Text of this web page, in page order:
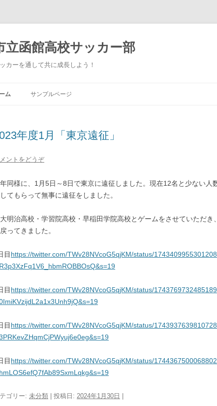
立函館高校サッカー部
カーを通して共に成長しよう！
ム サンプルページ
年度1月「東京遠征」
ントをどうぞ
同様に、1月5日～8日で東京に遠征しました。現在12名と少ない人
てもらって無事に遠征をしました。
明治高校・学習院高校・早稲田学院高校とゲームをさせていただき
ってきました。
目 https://twitter.com/TWv28NVcoG5qjKM/status/
目 https://twitter.com/TWv28NVcoG5qjKM/status/
目 https://twitter.com/TWv28NVcoG5qjKM/status/
目 https://twitter.com/TWv28NVcoG5qjKM/status/
ゴリー: 未分類 | 投稿日: 2024年1月30日